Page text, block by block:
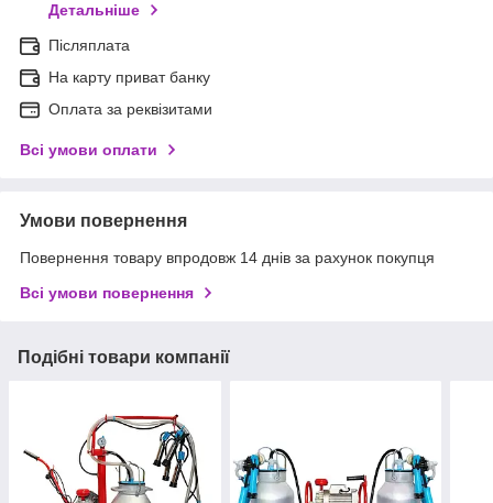
Детальніше
Післяплата
На карту приват банку
Оплата за реквізитами
Всі умови оплати
Умови повернення
Повернення товару впродовж 14 днів за рахунок покупця
Всі умови повернення
Подібні товари компанії